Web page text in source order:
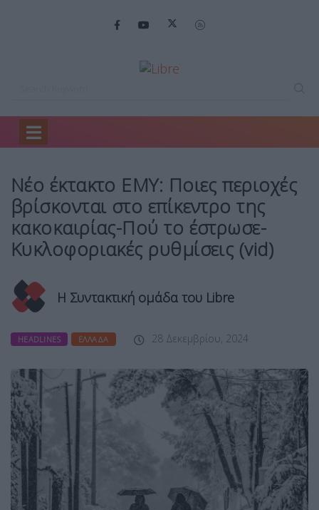
Home
Νέο έκτακτο ΕΜΥ: Ποιες περιοχές
βρίσκονται στο επίκεντρο της
κακοκαιρίας-Πού το έστρωσε-
Κυκλοφοριακές ρυθμίσεις (vid)
Η Συντακτική ομάδα του Libre
HEADLINES ΕΛΛΆΔΑ 28 Δεκεμβρίου, 2024